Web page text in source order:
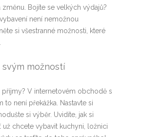
Bojíte se velkých výdajů?
není nemožnou
si všestranné možnosti, které
možností
příjmy? V internetovém obchodě s
to není překážka. Nastavte si
si výběr. Uvidíte, jak si
už chcete vybavit kuchyni, ložnici